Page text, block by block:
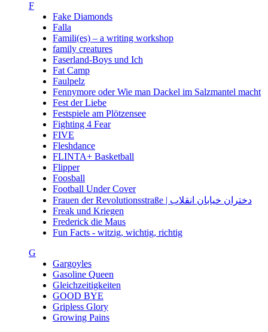
F
Fake Diamonds
Falla
Famili(es) – a writing workshop
family creatures
Faserland-Boys und Ich
Fat Camp
Faulpelz
Fennymore oder Wie man Dackel im Salzmantel macht
Fest der Liebe
Festspiele am Plötzensee
Fighting 4 Fear
FIVE
Fleshdance
FLINTA+ Basketball
Flipper
Foosball
Football Under Cover
Frauen der Revolutionsstraße | دختران خیابان انقلاب
Freak und Kriegen
Frederick die Maus
Fun Facts - witzig, wichtig, richtig
G
Gargoyles
Gasoline Queen
Gleichzeitigkeiten
GOOD BYE
Gripless Glory
Growing Pains